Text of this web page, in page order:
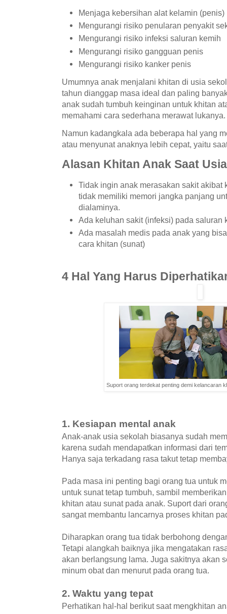
Menjaga kebersihan alat kelamin (penis)
Mengurangi risiko penularan penyakit
Mengurangi risiko infeksi saluran kemih
Mengurangi risiko gangguan penis
Mengurangi risiko kanker penis
Umumnya anak menjalani khitan di usia
tahun dianggap masa ideal dan paling
anak sudah tumbuh keinginan untuk khitan
memahami cara sederhana merawat lukanya.
Namun kadangkala ada beberapa hal yang
atau menyunat anaknya lebih cepat, yaitu
Alasan Khitan Anak Saat
Tidak ingin anak merasakan sakit akibat
tidak memiliki memori jangka panjang
dialaminya.
Ada keluhan sakit (infeksi) pada saluran
Ada masalah medis pada anak yang
cara khitan (sunat)
4 Hal Yang Harus
Suport orang terdekat penting demi kelancaran
1. Kesiapan mental anak
Anak-anak usia sekolah biasanya sudah
karena sudah mendapatkan informasi dari
Hanya saja terkadang rasa takut tetap
Pada masa ini penting bagi orang tua untuk
untuk sunat tetap tumbuh, sambil
khitan atau sunat pada anak. Suport dari
sangat membantu lancarnya proses khitan
Diharapkan orang tua tidak berbohong
Tetapi alangkah baiknya jika mengatakan
akan berlangsung lama. Juga sakitnya akan
minum obat dan menurut pada orang tua.
2. Waktu yang tepat
Perhatikan hal-hal berikut saat mengkhitan